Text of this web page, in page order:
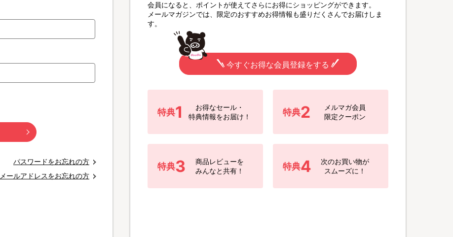
パスワードをお忘れの方
メールアドレスをお忘れの方
会員になると、ポイントが使えてさらにお得にショッピングができます。
メールマガジンでは、限定のおすすめお得情報も盛りだくさんでお届けしま
す。
今すぐお得な会員登録をする
特典1
お得なセール・
特典情報をお届け！
特典2
メルマガ会員
限定クーポン
特典3
商品レビューを
みんなと共有！
特典4
次のお買い物が
スムーズに！